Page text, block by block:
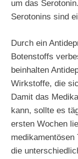
um das
Serotonins sind
Durch ein
Botenstoffs
beinhalten
Wirkstoffe, die
Damit das
kann, sollte es
ersten Wochen
die